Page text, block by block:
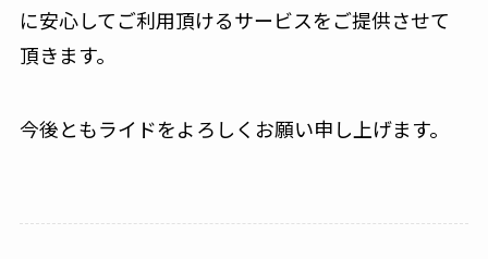
に安心してご利用頂けるサービスをご提供させて
頂きます。
今後ともライドをよろしくお願い申し上げます。